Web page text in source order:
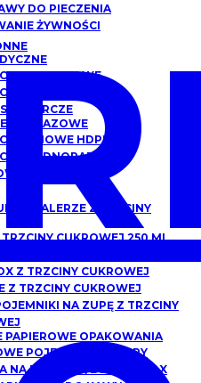
DO PIECZENIA
ŻYWNOŚCI
NITRYLOWE
LATEKSOWE
FOLIOWE HDPE
JEDNORAZOWE
I TALERZE Z TRZCINY
CUKROWEJ 250 ML,
Z TRZCINY CUKROWEJ
Z TRZCINY CUKROWEJ
NA ZUPĘ Z TRZCINY
PAPIEROWE OPAKOWANIA
POJEMNIKI DO ZUPY
NA BURGERY/BURGER BOX